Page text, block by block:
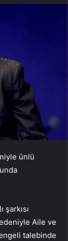
ünlü
şarkısı
Aile ve
talebinde